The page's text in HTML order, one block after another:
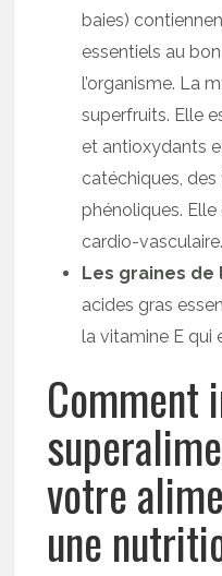
baies)
essentiels au
l’organisme. La
superfruits. Elle
et antioxydants
catéchiques,
phénoliques.
cardio-vasculaire.
Les graines de
acides gras
la vitamine E qui
Comment
votre
une